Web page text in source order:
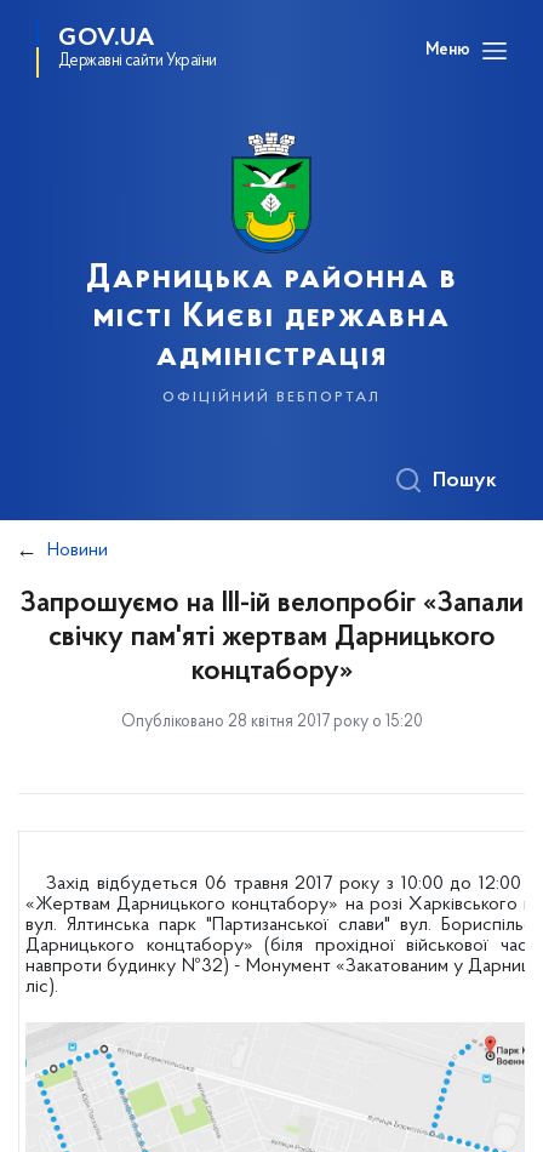
GOV.UA
Державні сайти України
Меню
Дарницька районна в
місті Києві державна
адміністрація
офіційний вебпортал
Пошук
Новини
Запрошуємо на ІІІ-ій велопробіг «Запали
свічку пам'яті жертвам Дарницького
концтабору»
Опубліковано 28 квітня 2017 року о 15:20
Захід відбудеться 06 травня 2017 року з 10:00 до 12:00
«Жертвам Дарницького концтабору» на розі Харківського
вул. Ялтинська парк "Партизанської слави" вул.
Дарницького концтабору» (біля прохідної військової
навпроти будинку №32) - Монумент «Закатованим у
ліс).